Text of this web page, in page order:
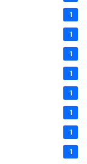
1
1
1
1
1
1
1
1